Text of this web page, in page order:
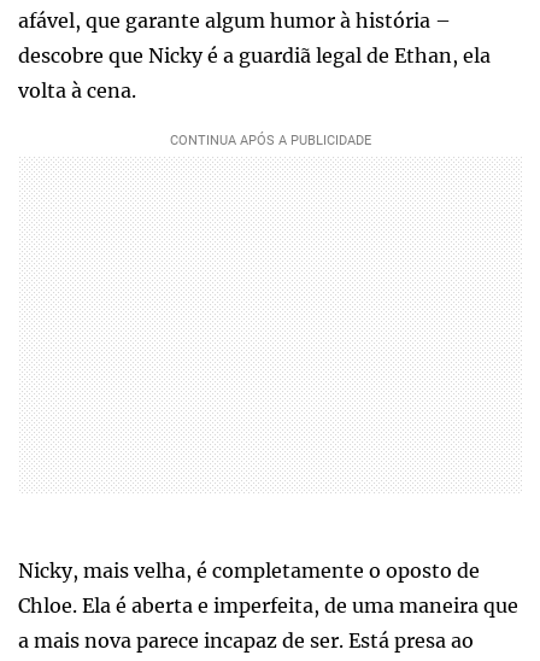
afável, que garante algum humor à história –
descobre que Nicky é a guardiã legal de Ethan, ela
volta à cena.
Nicky, mais velha, é completamente o oposto de
Chloe. Ela é aberta e imperfeita, de uma maneira que
a mais nova parece incapaz de ser. Está presa ao